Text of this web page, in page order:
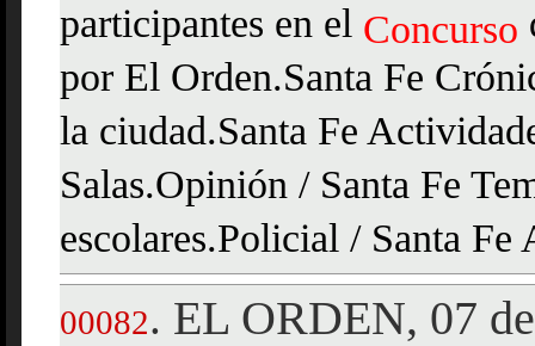
participantes en el Concurso
por El Orden.Santa Fe
la ciudad.Santa Fe
Salas.Opinión / Santa Fe
escolares.Policial / Santa
00082. EL ORDEN, 07